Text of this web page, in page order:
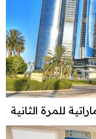
للمرة الثانية